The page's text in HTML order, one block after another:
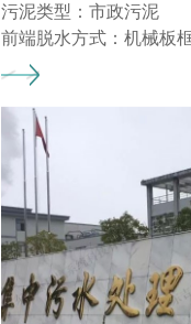
污泥类型：市政污泥
前端脱水方式：机械板
湿污泥含水率:70- 80 %
污泥干化目标含水率：2
产泥量:50t/d